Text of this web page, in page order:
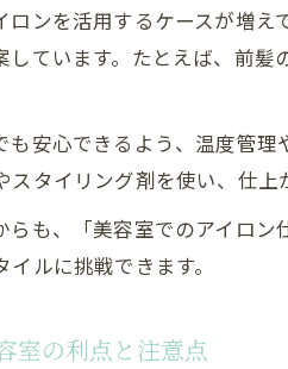
ンを活用するケースが増
ています。たとえば、前
も安心できるよう、温度管
タイリング剤を使い、仕上
も、「美容室でのアイロ
ルに挑戦できます。
室の利点と注意点